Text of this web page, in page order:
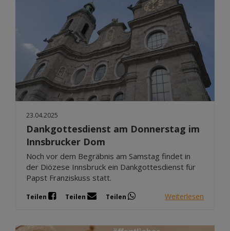
23.04.2025
Dankgottesdienst am Donnerstag im
Innsbrucker Dom
Noch vor dem Begräbnis am Samstag findet in
der Diözese Innsbruck ein Dankgottesdienst für
Papst Franziskuss statt.
Teilen Teilen Teilen Weiterlesen